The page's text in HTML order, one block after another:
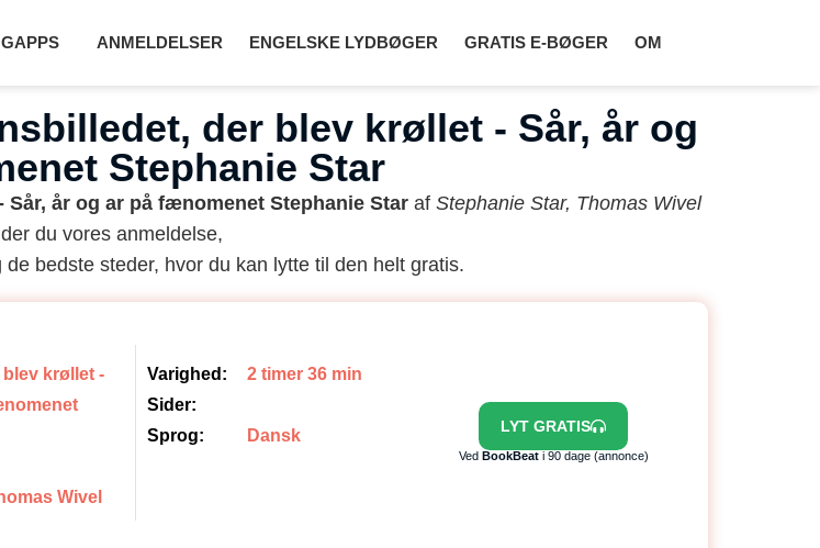
ANMELDELSER ENGELSKE LYDBØGER GRATIS E-BØGER OM
der blev krøllet - Sår, år og
Stephanie Star
år og ar på fænomenet Stephanie Star af Stephanie Star, Thomas Wivel
du vores anmeldelse,
bedste steder, hvor du kan lytte til den helt gratis.
krøllet -
Wivel
Varighed:
2 timer 36 min
Sider:
Sprog:
Dansk LYT GRATIS
Ved BookBeati 90 dage (annonce)